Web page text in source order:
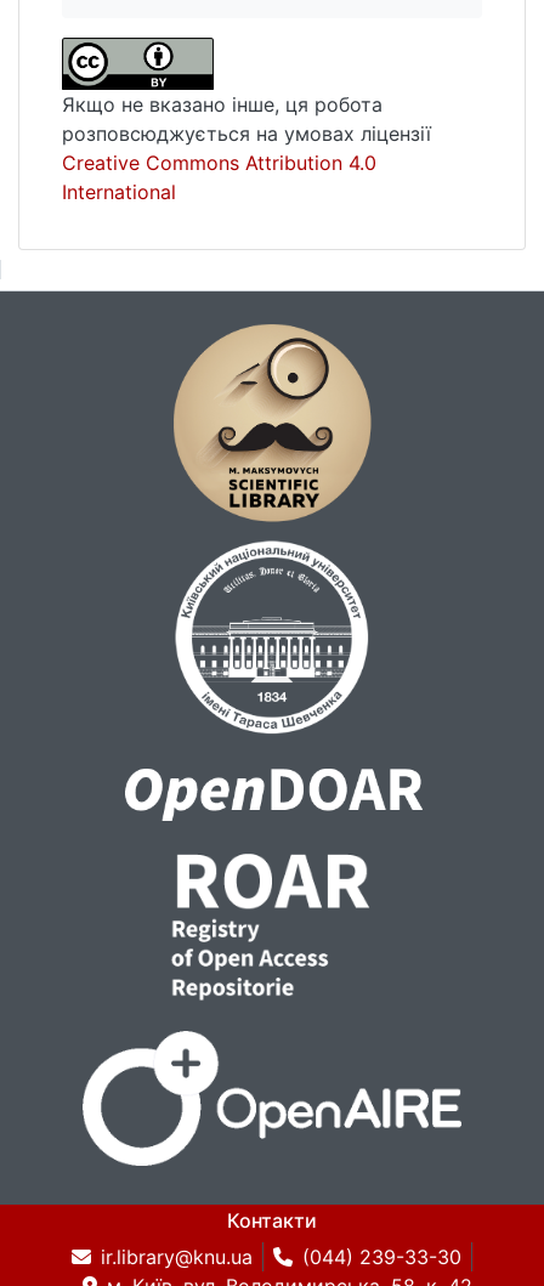
Якщо не вказано інше, ця робота
розповсюджується на умовах ліцензії
Creative Commons Attribution 4.0
International
Контакти
ir.library@knu.ua
(044) 239-33-30